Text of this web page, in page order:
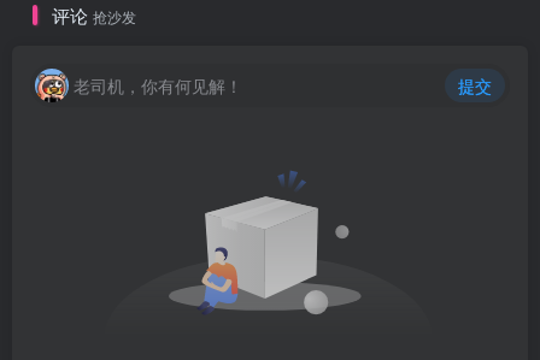
评论 抢沙发
老司机，你有何见解！ 提交